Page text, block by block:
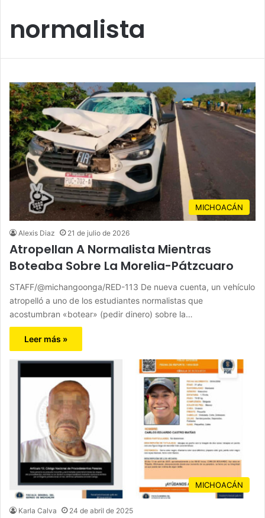
normalista
MICHOACÁN
Alexis Diaz 21 de julio de 2026
Atropellan A Normalista Mientras
Boteaba Sobre La Morelia-Pátzcuaro
STAFF/@michangoonga/RED-113 De nueva cuenta, un vehículo
atropelló a uno de los estudiantes normalistas que
acostumbran «botear» (pedir dinero) sobre la…
Leer más »
MICHOACÁN
Karla Calva 24 de abril de 2025